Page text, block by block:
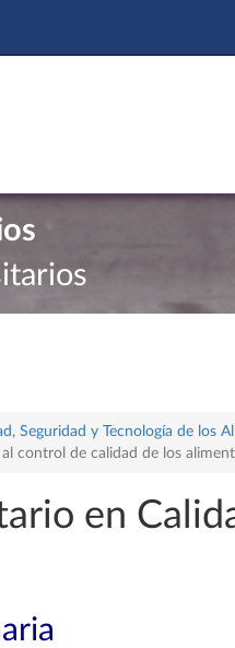
Seguridad y Tecnología de los
al control de calidad de los
en